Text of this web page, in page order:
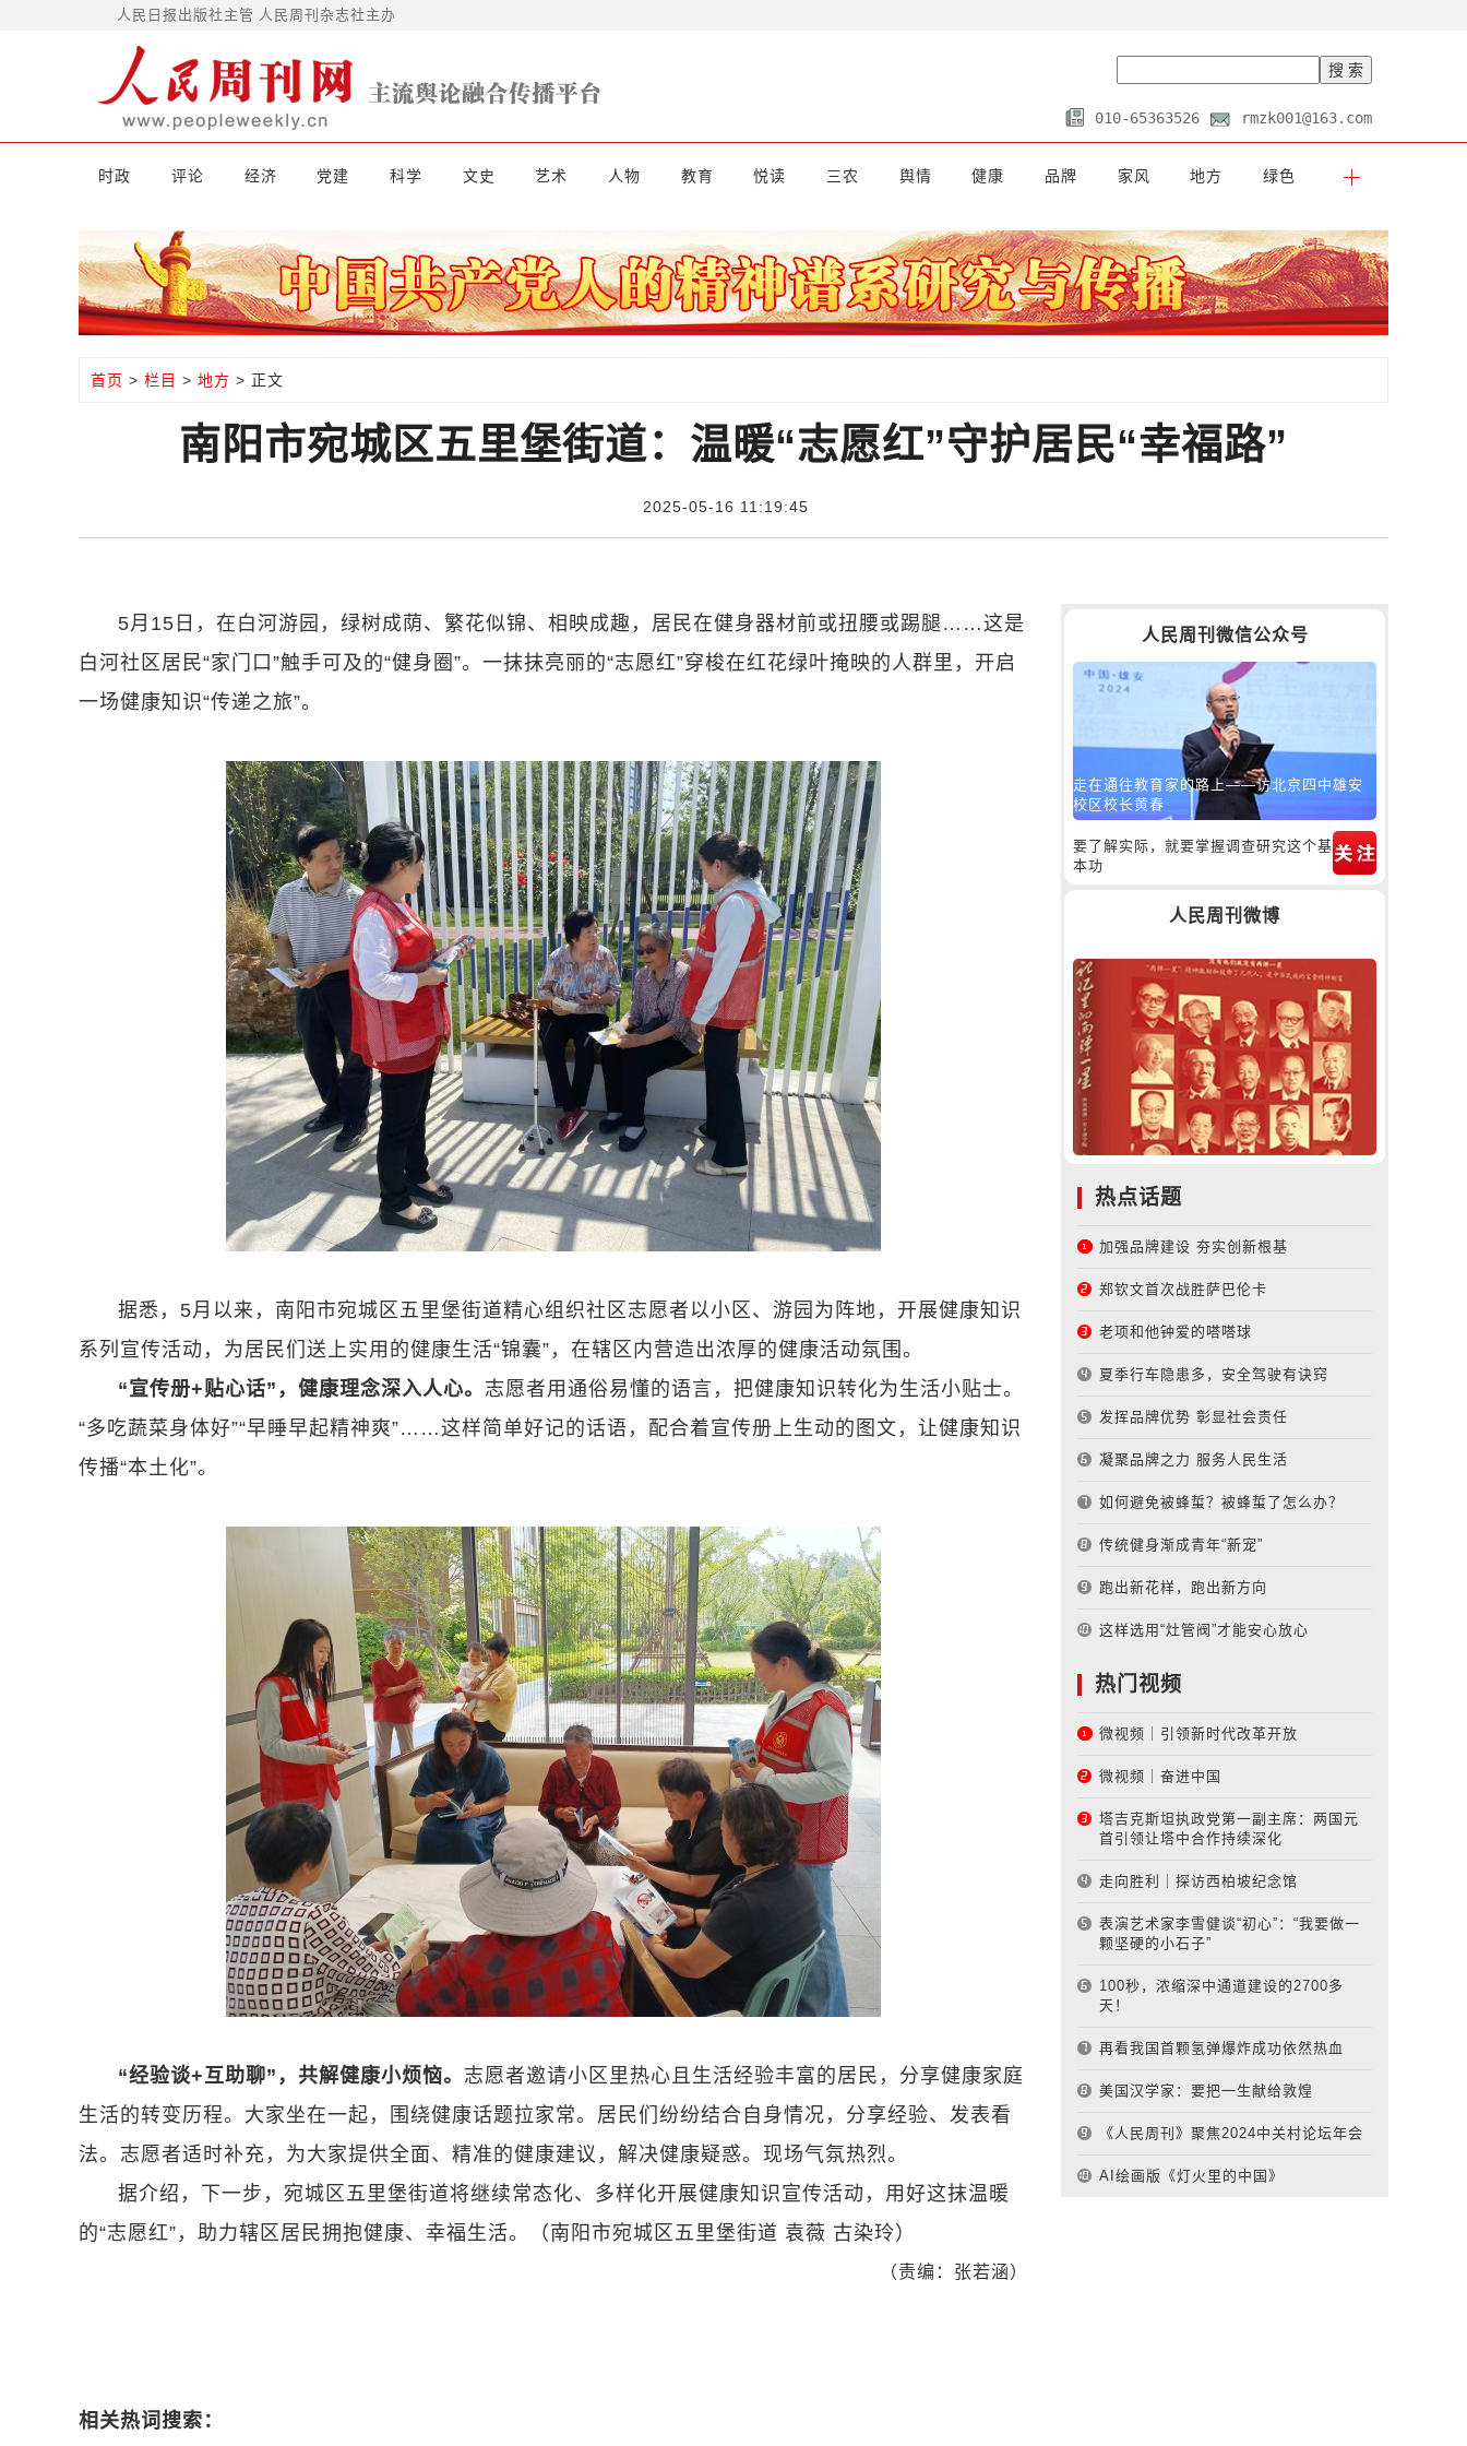
人民日报出版社主管 人民周刊杂志社主办
010-65363526 rmzk001@163.com
时政 评论 经济 党建 科学 文史 艺术 人物 教育 悦读 三农 舆情 健康 品牌 家风 地方 绿色
首页 > 栏目 > 地方 > 正文
南阳市宛城区五里堡街道：温暖“志愿红”守护居民“幸福路”
2025-05-16 11:19:45
5月15日，在白河游园，绿树成荫、繁花似锦、相映成趣，居民在健身器材前或扭腰或踢腿……这是
白河社区居民“家门口”触手可及的“健身圈”。一抹抹亮丽的“志愿红”穿梭在红花绿叶掩映的人群里，开启
一场健康知识“传递之旅”。
据悉，5月以来，南阳市宛城区五里堡街道精心组织社区志愿者以小区、游园为阵地，开展健康知识
系列宣传活动，为居民们送上实用的健康生活“锦囊”，在辖区内营造出浓厚的健康活动氛围。
“宣传册+贴心话”，健康理念深入人心。 志愿者用通俗易懂的语言，把健康知识转化为生活小贴士。
“多吃蔬菜身体好”“早睡早起精神爽”……这样简单好记的话语，配合着宣传册上生动的图文，让健康知识
传播“本土化”。
“经验谈+互助聊”，共解健康小烦恼。 志愿者邀请小区里热心且生活经验丰富的居民，分享健康家庭
生活的转变历程。大家坐在一起，围绕健康话题拉家常。居民们纷纷结合自身情况，分享经验、发表看
法。志愿者适时补充，为大家提供全面、精准的健康建议，解决健康疑惑。现场气氛热烈。
据介绍，下一步，宛城区五里堡街道将继续常态化、多样化开展健康知识宣传活动，用好这抹温暖
的“志愿红”，助力辖区居民拥抱健康、幸福生活。（南阳市宛城区五里堡街道 袁薇 古染玲）
（责编：张若涵）
相关热词搜索：
人民周刊微信公众号
走在通往教育家的路上——访北京四中雄安
校区校长黄春
要了解实际，就要掌握调查研究这个基
本功
人民周刊微博
热点话题
加强品牌建设 夯实创新根基
郑钦文首次战胜萨巴伦卡
老项和他钟爱的嗒嗒球
夏季行车隐患多，安全驾驶有诀窍
发挥品牌优势 彰显社会责任
凝聚品牌之力 服务人民生活
如何避免被蜂蜇？被蜂蜇了怎么办？
传统健身渐成青年“新宠”
跑出新花样，跑出新方向
这样选用“灶管阀”才能安心放心
热门视频
微视频｜引领新时代改革开放
微视频｜奋进中国
塔吉克斯坦执政党第一副主席：两国元
首引领让塔中合作持续深化
走向胜利｜探访西柏坡纪念馆
表演艺术家李雪健谈“初心”：“我要做一
颗坚硬的小石子”
100秒，浓缩深中通道建设的2700多
天！
再看我国首颗氢弹爆炸成功依然热血
美国汉学家：要把一生献给敦煌
《人民周刊》聚焦2024中关村论坛年会
AI绘画版《灯火里的中国》